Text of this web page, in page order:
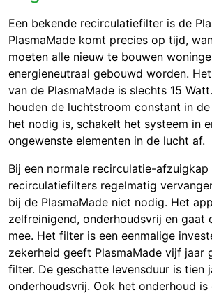
Een bekende recirculatiefilter is de
PlasmaMade komt precies op tijd,
moeten alle nieuw te bouwen
energieneutraal gebouwd worden.
van de PlasmaMade is slechts 15
houden de luchtstroom constant in de
het nodig is, schakelt het systeem in
ongewenste elementen in de lucht af.
Bij een normale recirculatie-
recirculatiefilters regelmatig
bij de PlasmaMade niet nodig. Het
zelfreinigend, onderhoudsvrij en gaat
mee. Het filter is een eenmalige
zekerheid geeft PlasmaMade vijf jaar
filter. De geschatte levensduur is tien
onderhoudsvrij. Ook het onderhoud is